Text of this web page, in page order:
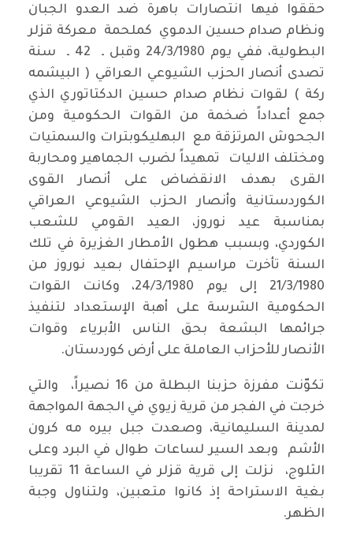
حققوا فيها انتصارات باهرة ضد العدو الجبان
ونظام صدام حسين الدموي كملحمة معركة قزلر
البطولية، ففي يوم 24/3/1980 وقبل ـ 42 ـ سنة
تصدى أنصار الحزب الشيوعي العراقي ( البيشمه
ركة ) لقوات نظام صدام حسين الدكتاتوري الذي
جمع أعداداً ضخمة من القوات الحكومية ومن
الجحوش المرتزقة مع البهليكوبترات والسمتيات
ومختلف الاليات تمهيداً لضرب الجماهير ومحاربة
القرى بهدف الانقضاض على أنصار القوى
الكوردستانية وأنصار الحزب الشيوعي العراقي
بمناسبة عيد نوروز، العيد القومي للشعب
الكوردي، وبسبب هطول الأمطار الغزيرة في تلك
السنة تأخرت مراسيم الإحتفال بعيد نوروز من
21/3/1980 إلى يوم 24/3/1980، وكانت القوات
الحكومية الشرسة على أهبة الإستعداد لتنفيذ
جرائمها البشعة بحق الناس الأبرياء وقوات
الأنصار للأحزاب العاملة على أرض كوردستان.
تكوّنت مفرزة حزبنا البطلة من 16 نصيراً، والتي
خرجت في الفجر من قرية زيوي في الجهة المواجهة
لمدينة السليمانية، وصعدت جبل بيره مه كرون
الأشم وبعد السير لساعات طوال في البرد وعلى
الثلوج، نزلت إلى قرية قزلر في الساعة 11 تقريبا
بغية الاستراحة إذ كانوا متعبين، ولتناول وجبة
الظهر.